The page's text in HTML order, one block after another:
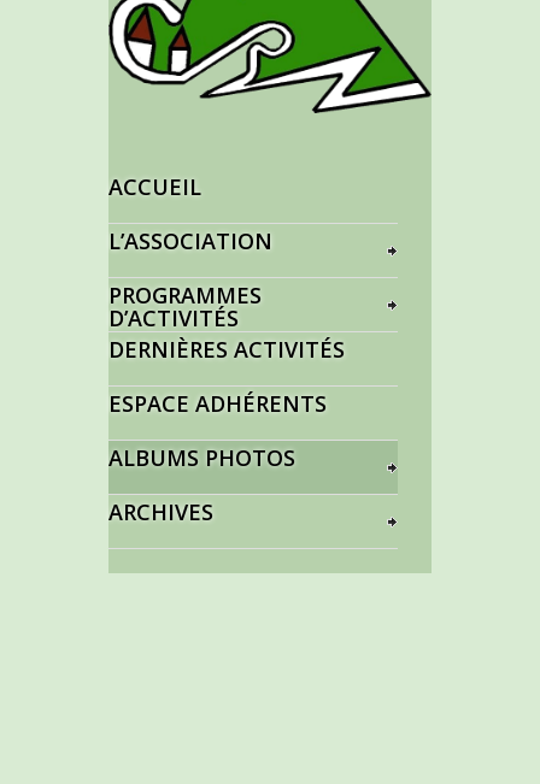
ACCUEIL
L’ASSOCIATION
PROGRAMMES
D’ACTIVITÉS
DERNIÈRES ACTIVITÉS
ESPACE ADHÉRENTS
ALBUMS PHOTOS
ARCHIVES